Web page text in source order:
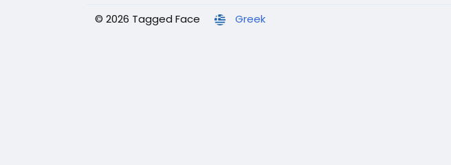
© 2026 Tagged Face Greek